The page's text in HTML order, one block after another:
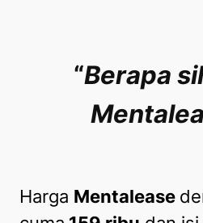
“Berapa
Harga Mentalease